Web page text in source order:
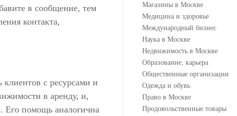
в сообщение, тем
контакта,
с ресурсами и
в аренду, и,
Его помощь аналогична
Магазины в Москве
Медицина и здоровье
Международный бизнес
Наука в Москве
Недвижимость в Москве
Образование, карьера
Общественные организации
Одежда и обувь
Право в Москве
Продовольственные товары